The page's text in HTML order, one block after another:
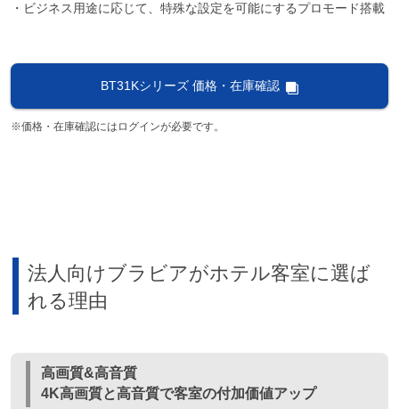
・ビジネス用途に応じて、特殊な設定を可能にするプロモード搭載
BT31Kシリーズ 価格・在庫確認
※価格・在庫確認にはログインが必要です。
法人向けブラビアがホテル客室に選ば
れる理由
高画質&高音質
4K高画質と高音質で客室の付加価値アップ